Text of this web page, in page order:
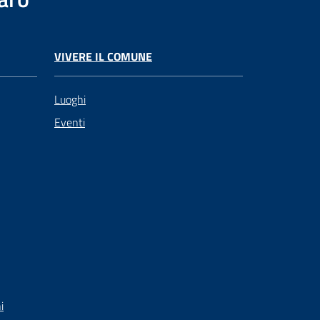
VIVERE IL COMUNE
Luoghi
Eventi